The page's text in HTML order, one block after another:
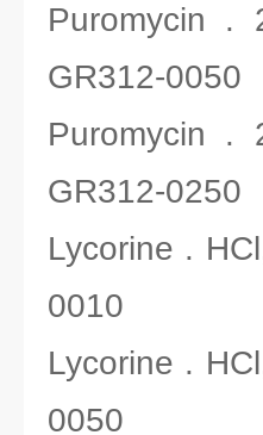
Puromycin .
GR312-0050
Puromycin .
GR312-0250
Lycorine .
0010
Lycorine .
0050